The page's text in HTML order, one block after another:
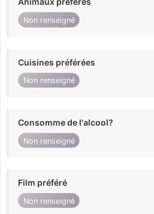
Non renseigné
Cuisines préférées
Non renseigné
Consomme de l'alcool?
Non renseigné
Film préféré
Non renseigné